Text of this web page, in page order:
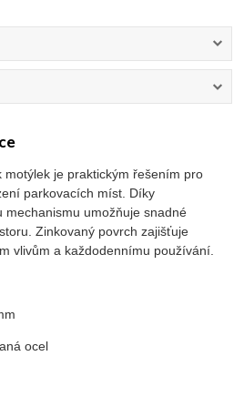
motýlek je praktickým řešením pro
parkovacích míst. Díky
mechanismu umožňuje snadné
Zinkovaný povrch zajišťuje
vlivům a každodennímu používání.
ocel